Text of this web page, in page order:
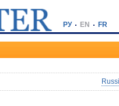
РУ EN FR